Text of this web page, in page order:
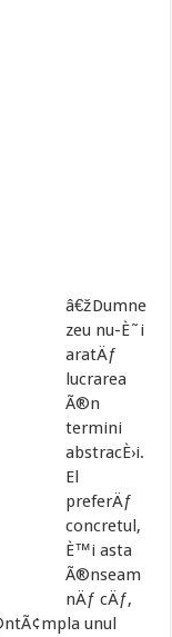
â€žDumne
zeu nu-È˜i
aratÄƒ
lucrarea
Ã®n
termini
abstracÈ›i.
El
preferÄƒ
concretul,
È™i asta
Ã®nseam
nÄƒ cÄƒ,
unul